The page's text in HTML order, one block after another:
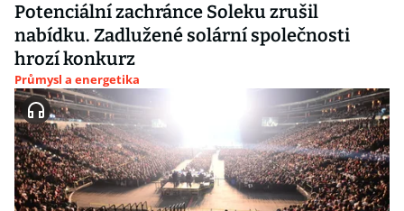
Potenciální zachránce Soleku zrušil
nabídku. Zadlužené solární společnosti
hrozí konkurz
Průmysl a energetika